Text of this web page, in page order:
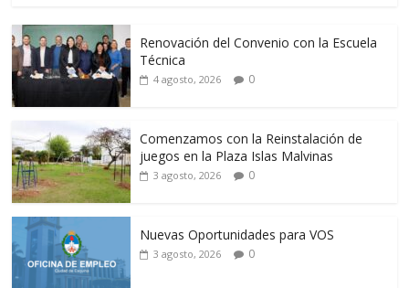
Renovación del Convenio con la Escuela
Técnica
4 agosto, 2026 0
Comenzamos con la Reinstalación de
juegos en la Plaza Islas Malvinas
3 agosto, 2026 0
Nuevas Oportunidades para VOS
3 agosto, 2026 0